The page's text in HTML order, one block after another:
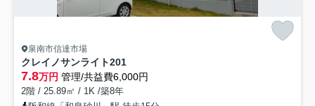
泉南市信達市場
クレイノサンライト201
7.8万円 管理/共益費6,000円
2階 / 25.89㎡ / 1K /築8年